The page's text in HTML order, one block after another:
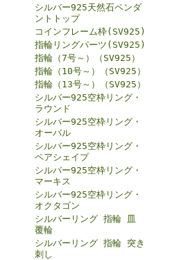
シルバー925天然石ペンダ
ントトップ
コインフレーム枠(SV925)
指輪リングパーツ(SV925)
指輪（7号～）（SV925）
指輪（10号～）（SV925）
指輪（13号～）（SV925）
シルバー925空枠リング・
ラウンド
シルバー925空枠リング・
オーバル
シルバー925空枠リング・
ペアシェイプ
シルバー925空枠リング・
マーキス
シルバー925空枠リング・
オクタゴン
シルバーリング 指輪 皿
覆輪
シルバーリング 指輪 突き
刺し